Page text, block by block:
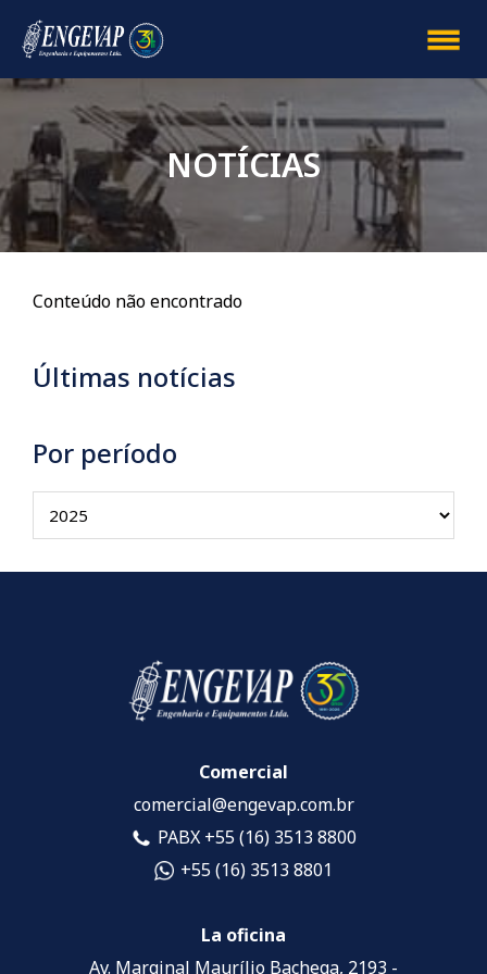
NOTÍCIAS
Conteúdo não encontrado
Últimas notícias
Por período
Comercial
comercial@engevap.com.br
PABX +55 (16) 3513 8800
+55 (16) 3513 8801
La oficina
Av. Marginal Maurílio Bachega, 2193 -